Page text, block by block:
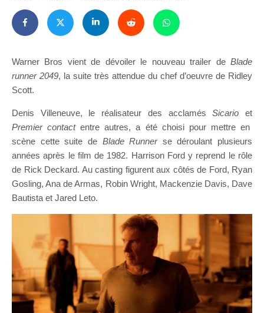
Warner Bros vient de dévoiler le nouveau trailer deBlade
runner 2049, la suite très attendue du chef d’oeuvre de Ridley
Scott.
Denis Villeneuve, le réalisateur des acclamésSicarioet
Premier contactentre autres, a été choisi pour mettre en
scène cette suite de Blade Runnerse déroulant plusieurs
années après le film de 1982. Harrison Ford y reprend le rôle
de Rick Deckard. Au casting figurent aux côtés de Ford, Ryan
Gosling, Ana de Armas, Robin Wright, Mackenzie Davis, Dave
Bautista et Jared Leto.